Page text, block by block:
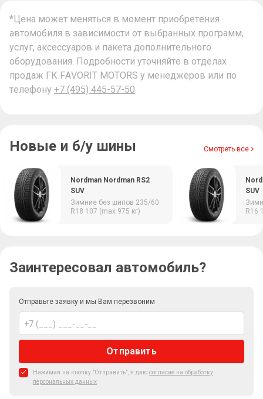
*Цена может меняться в момент приобретения
автомобиля в зависимости от выбранных программ,
услуг, аксессуаров и пакета дополнительного
оборудования. Подробности уточняйте в отделах
продаж ГК FAVORIT MOTORS у менеджеров или по
телефону +7 (495) 445-57-50
Новые и б/у шины Смотреть все
Nordman Nordman RS2
SUV
Зимние без шипов 235/60
R18 107 (max 975 кг)
SUV
R16
Заинтересовал автомобиль?
Отправьте заявку и мы Вам перезвоним
Отправить
Нажимая на кнопку "Отправить", я даю согласие на обработку
персональных данных